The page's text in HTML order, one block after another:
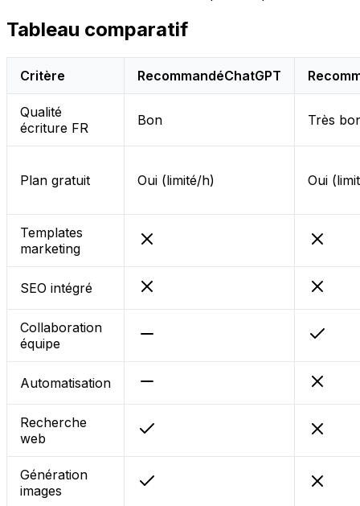
Tableau comparatif
Critère RecommandéChatGPT
Qualité
écriture FR
Bon Très
Plan gratuit Oui (limité/h) Oui
Templates
marketing
SEO intégré
Collaboration
équipe
Automatisation
Recherche
web
Génération
images